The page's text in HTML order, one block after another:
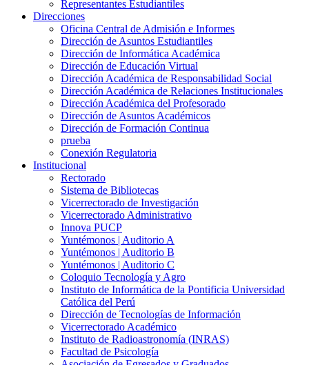
Representantes Estudiantiles
Direcciones
Oficina Central de Admisión e Informes
Dirección de Asuntos Estudiantiles
Dirección de Informática Académica
Dirección de Educación Virtual
Dirección Académica de Responsabilidad Social
Dirección Académica de Relaciones Institucionales
Dirección Académica del Profesorado
Dirección de Asuntos Académicos
Dirección de Formación Continua
prueba
Conexión Regulatoria
Institucional
Rectorado
Sistema de Bibliotecas
Vicerrectorado de Investigación
Vicerrectorado Administrativo
Innova PUCP
Yuntémonos | Auditorio A
Yuntémonos | Auditorio B
Yuntémonos | Auditorio C
Coloquio Tecnología y Agro
Instituto de Informática de la Pontificia Universidad
Católica del Perú
Dirección de Tecnologías de Información
Vicerrectorado Académico
Instituto de Radioastronomía (INRAS)
Facultad de Psicología